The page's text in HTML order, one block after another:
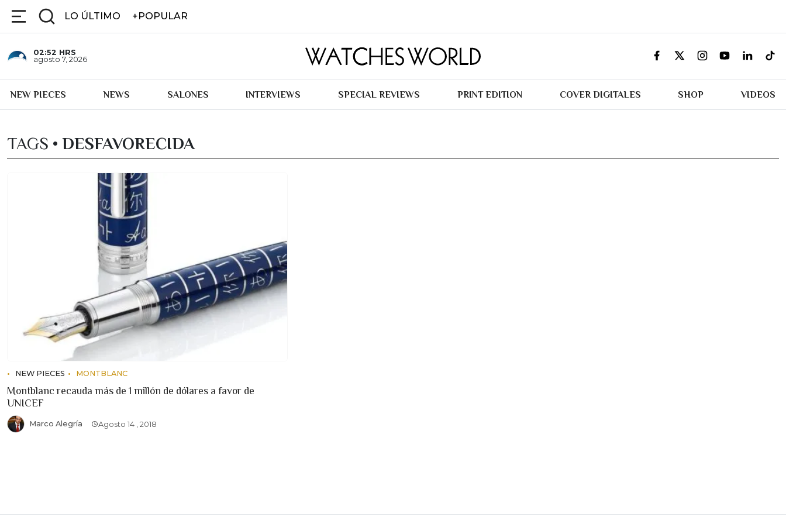
LO ÚLTIMO +POPULAR
02:52 HRS
agosto 7, 2026
NEW PIECES NEWS SALONES INTERVIEWS SPECIAL REVIEWS PRINT EDITION COVER DIGITALES SHOP VIDEOS
TAGS • DESFAVORECIDA
NEW PIECES MONTBLANC
Montblanc recauda más de 1 millón de dólares a favor de
UNICEF
Marco Alegría Agosto 14 , 2018